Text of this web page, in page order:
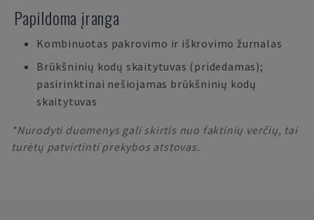
Papildoma įranga
Kombinuotas pakrovimo ir iškrovimo žurnalas
Brūkšninių kodų skaitytuvas (pridedamas);
pasirinktinai nešiojamas brūkšninių kodų
skaitytuvas
*Nurodyti duomenys gali skirtis nuo faktinių verčių, tai
turėtų patvirtinti prekybos atstovas.